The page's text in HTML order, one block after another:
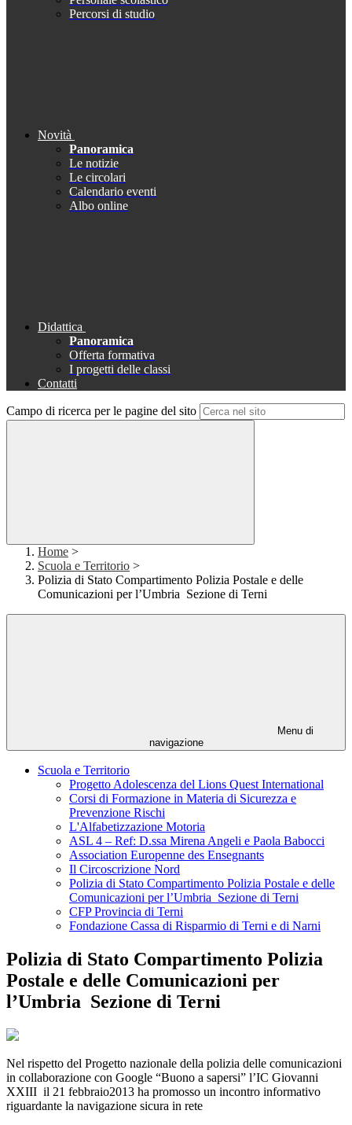
Percorsi di studio
Novità
Panoramica
Le notizie
Le circolari
Calendario eventi
Albo online
Didattica
Panoramica
Offerta formativa
I progetti delle classi
Contatti
Campo di ricerca per le pagine del sito
Home >
Scuola e Territorio >
Polizia di Stato Compartimento Polizia Postale e delle
Comunicazioni per l’Umbria Sezione di Terni
Menu di
navigazione
Scuola e Territorio
Progetto Adolescenza del Lions Quest International
Corsi di Formazione in Materia di Sicurezza e
Prevenzione Rischi
L'Alfabetizzazione Motoria
ASL 4 – Ref: D.ssa Mirena Angeli e Paola Babocci
Association Europenne des Ensegnants
Il Circoscrizione Nord
Polizia di Stato Compartimento Polizia Postale e delle
Comunicazioni per l’Umbria Sezione di Terni
CFP Provincia di Terni
Fondazione Cassa di Risparmio di Terni e di Narni
Polizia di Stato Compartimento Polizia
Postale e delle Comunicazioni per
l’Umbria Sezione di Terni
Nel rispetto del Progetto nazionale della polizia delle comunicazioni
in collaborazione con Google “Buono a sapersi” l’IC Giovanni
XXIII il 21 febbraio2013 ha promosso un incontro informativo
riguardante la navigazione sicura in rete